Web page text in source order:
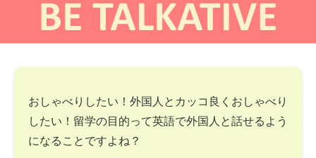
おしゃべりしたい！外国人とカッコ良くおしゃべり
したい！留学の目的って英語で外国人と話せるよう
になることですよね？